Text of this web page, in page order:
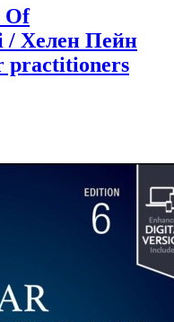
Of
/ Хелен Пейн
practitioners